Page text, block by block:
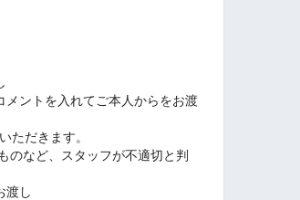
ントを入れてご本人からをお渡
ただきます。
のなど、スタッフが不適切と判
渡し